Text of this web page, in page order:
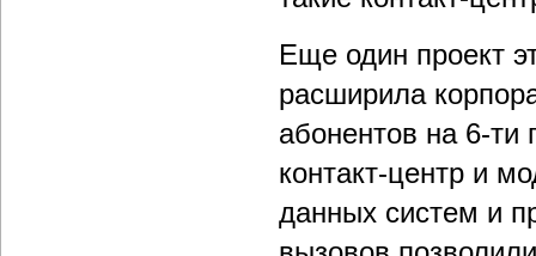
Еще один проект
расширила
абонентов на 6-
контакт-центр и
данных систем и